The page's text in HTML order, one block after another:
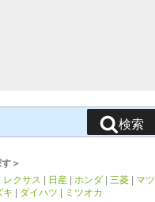
検索
＞
レクサス 日産 ホンダ 三菱
マツ
キ ダイハツ
ミツオカ